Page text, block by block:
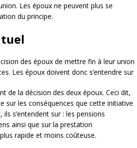
Les époux ne peuvent plus se
du principe.
des époux de mettre fin à leur union
Les époux doivent donc s’entendre sur
de la décision des deux époux. Ceci dit,
sur les conséquences que cette initiative
s’entendent sur : les pensions
ainsi que sur la prestation
rapide et moins coûteuse.